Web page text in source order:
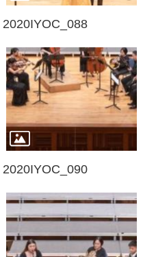
2020IYOC_088
2020IYOC_090